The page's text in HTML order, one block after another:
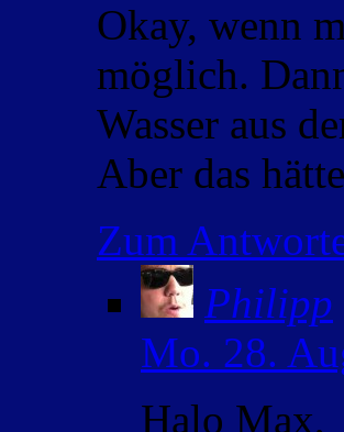
Okay, wenn
möglich.
Wasser aus
Aber das
Zum
Philipp
Mo. 28.
Halo Max,